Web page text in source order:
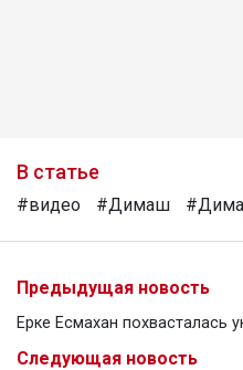
В статье
#видео #Димаш
Предыдущая новость
Ерке Есмахан похвасталась
Следующая новость